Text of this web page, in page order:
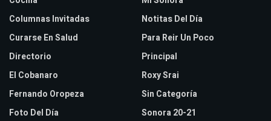
Columnas Invitadas
Curarse En Salud
Directorio
El Cobanaro
Fernando Oropeza
Foto Del Día
Notitas Del Día
Para Reir Un Poco
Principal
Roxy Srai
Sin Categoría
Sonora 20-21